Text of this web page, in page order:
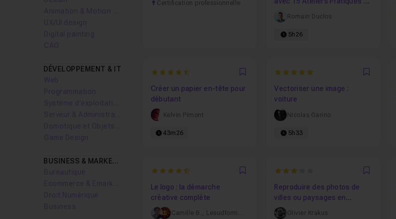
UX/UI design
Digital painting
CAO
DÉVELOPPEMENT & IT
Web
Programmation
Game Design
BUSINESS & MARKETING
Bureautique
Droit Numérique
Business
Certification professionnelle
créatifs
Romain Duclos
5h26
4.5714285714286 Favori
Créer un papier en-tête pour
débutant
Kelvin Pimont
43m26
5 Favori
Vectoriser une image :
voiture
Nicolas Garino
5h33
4.8841201716738 Favori
Le logo : la démarche
créative complète
Camille B. , Lesudformations
3 Favori
Reproduire des photos de
villes ou paysages en
vectoriel sur Illustrator
Olivier Krakus